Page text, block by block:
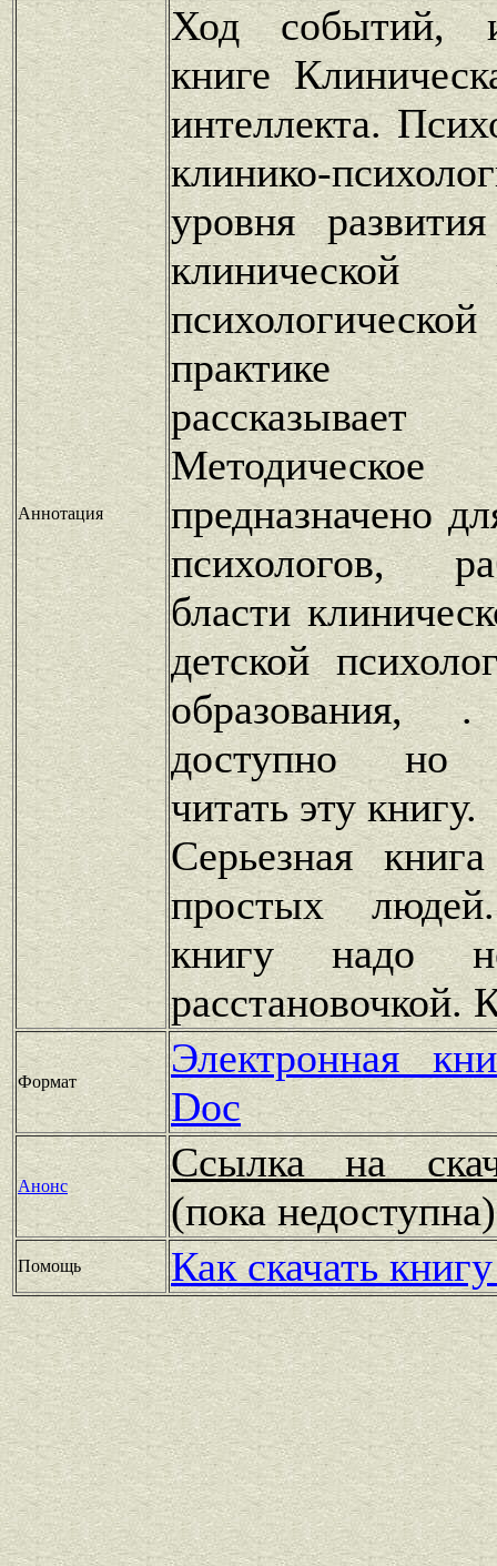
Аннотация
Ход событий,
книге
интеллекта.
клинико-
уровня
практике
предназначено
психологов,
бласти
детской
доступно но
читать эту книгу.
Серьезная
простых
книгу надо
расстановочкой.
Формат
Электронная
Doc
Анонс
Ссылка на
(пока
Помощь Как скачать